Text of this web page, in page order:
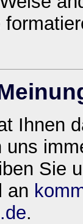
Ihnen
uns
Sie
an
.